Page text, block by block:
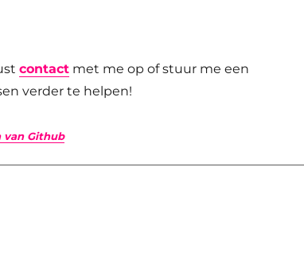
contact met me op of stuur me een
verder te helpen!
van Github